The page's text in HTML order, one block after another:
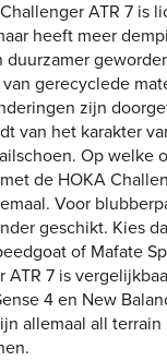
ATR 7 is
heeft meer
duurzamer
gerecyclede
zijn
van het karakter
Op welke
de HOKA
Voor
geschikt. Kies
of Mafate
ATR 7 is
4 en New
allemaal all terrain